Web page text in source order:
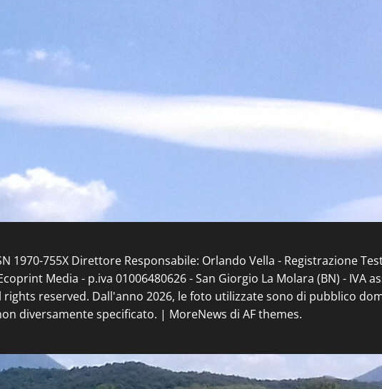
1970-755X Direttore Responsabile: Orlando Vella - Registrazione
Media - p.iva 01006480626 - San Giorgio La Molara (BN) - IVA
rights reserved. Dall'anno 2026, le foto utilizzate sono di pubblico
diversamente specificato. | MoreNews di AF themes.